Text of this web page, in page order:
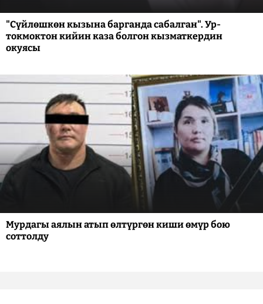
"Сүйлөшкөн кызына барганда сабалган". Ур-
токмоктон кийин каза болгон кызматкердин
окуясы
Мурдагы аялын атып өлтүргөн киши өмүр бою
соттолду